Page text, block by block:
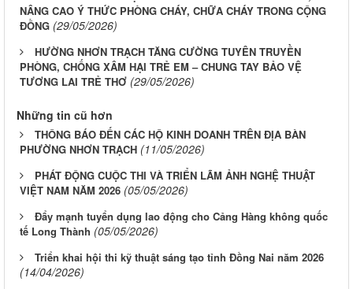
NÂNG CAO Ý THỨC PHÒNG CHÁY, CHỮA CHÁY TRONG CỘNG
ĐỒNG (29/05/2026)
HƯỜNG NHƠN TRẠCH TĂNG CƯỜNG TUYÊN TRUYỀN
PHÒNG, CHỐNG XÂM HẠI TRẺ EM – CHUNG TAY BẢO VỆ
TƯƠNG LAI TRẺ THƠ (29/05/2026)
Những tin cũ hơn
THÔNG BÁO ĐẾN CÁC HỘ KINH DOANH TRÊN ĐỊA BÀN
PHƯỜNG NHƠN TRẠCH (11/05/2026)
PHÁT ĐỘNG CUỘC THI VÀ TRIỂN LÃM ẢNH NGHỆ THUẬT
VIỆT NAM NĂM 2026 (05/05/2026)
Đẩy mạnh tuyển dụng lao động cho Cảng Hàng không quốc
tế Long Thành (05/05/2026)
Triển khai hội thi kỹ thuật sáng tạo tỉnh Đồng Nai năm 2026
(14/04/2026)